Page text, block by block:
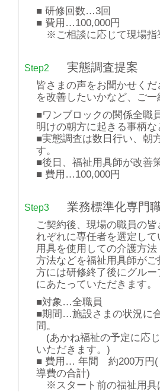
■ 研修回数…3回
■ 費用…100,000円
※ご相談に応じて現場指
Step2 実態調査提案
皆さまの声をお聞かせく
を改善したいかなど、ご一
■ワンブロックの関係全職
明けの朝方に起きる事柄
■実態調査は数日行い、朝
す。
■後日、福祉用具師が改善
■ 費用…100,000円
Step3 業務標準化専門
ご契約後、現場の職員の
れぞれに専任者を選定し
用具を使用しての介護方
方法などを福祉用具師が
方には研修終了後にグル
にあたっていただきます。
■対象…全職員
■期間…施設さまの状況に
間。
(あかね福祉の予定に応
いただきます。)
■ 費用… 年間 約200万円(
導費の合計)
※スタート前の福祉用具